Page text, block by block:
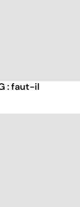
: faut-il